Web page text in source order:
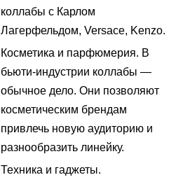
коллабы с Карлом
Лагерфельдом, Versace, Kenzo.
Косметика и парфюмерия. В
бьюти-индустрии коллабы —
обычное дело. Они позволяют
косметическим брендам
привлечь новую аудиторию и
разнообразить линейку.
Техника и гаджеты.